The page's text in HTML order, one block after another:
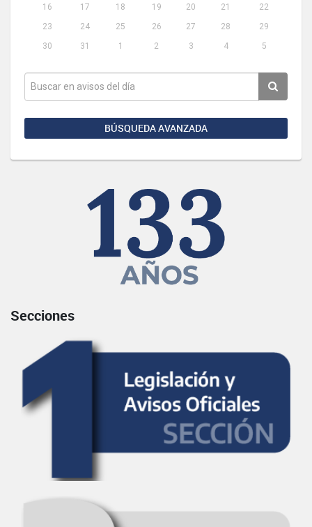
16
17 18 19 20 21
22
23
24 25 26 27 28
29
30
31 1 2 3 4 5
BÚSQUEDA AVANZADA
Secciones